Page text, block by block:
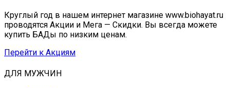
Круглый год в нашем интернет магазине www.biohayat.ru
проводятся Акции и Мега — Скидки. Вы всегда можете
купить БАДы по низким ценам.
Перейти к Акциям
ДЛЯ МУЖЧИН